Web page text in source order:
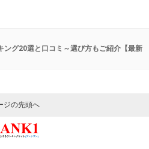
ング20選と口コミ～選び方もご紹介【最新
ジの先頭へ